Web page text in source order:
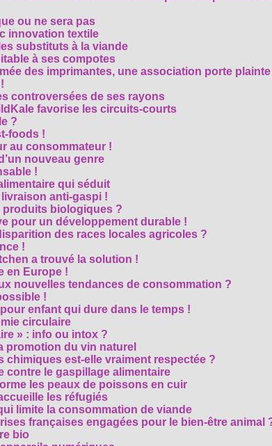
ou ne sera pas
innovation textile
substituts à la viande
à ses compotes
des imprimantes, une association porte plainte
controversées de ses rayons
favorise les circuits-courts
?
foods !
au consommateur !
nouveau genre
!
qui séduit
anti-gaspi !
produits biologiques ?
pour un développement durable !
des races locales agricoles ?
!
a trouvé la solution !
en Europe !
nouvelles tendances de consommation ?
!
enfant qui dure dans le temps !
circulaire
» : info ou intox ?
promotion du vin naturel
chimiques est-elle vraiment respectée ?
contre le gaspillage alimentaire
les peaux de poissons en cuir
les réfugiés
limite la consommation de viande
françaises engagées pour le bien-être animal
bio